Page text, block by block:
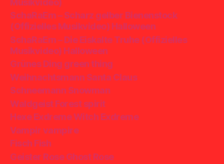
SchaRaEm – Scharz gelber Bienenstock
(Offizielles Musikvideo) Halloween
SchaRaEm – Die Eiskalte Truhe (Offizielles
Musikvideo) Halloween
Grünes Ding green thing
Weihnachtsmann Santa Claus
Schneemann Snowman
Waldgeist Forest spirit
Hexe Exdreme Witch Exdreme
Vampir vampire
Fisch Fish
Geister Rose Ghost Rose